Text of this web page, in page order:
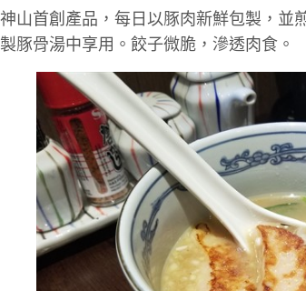
神山首創產品，每日以豚肉新鮮包製，並
製豚骨湯中享用。餃子微脆，滲透肉食。